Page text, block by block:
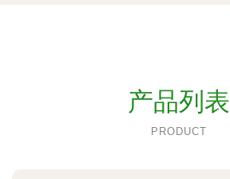
产品列表
PRODUCT